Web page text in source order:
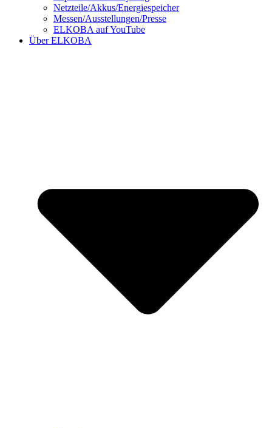
Netzteile/Akkus/Energiespeicher
Messen/Ausstellungen/Presse
ELKOBA auf YouTube
Über ELKOBA